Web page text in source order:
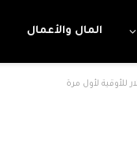
المال والأعمال